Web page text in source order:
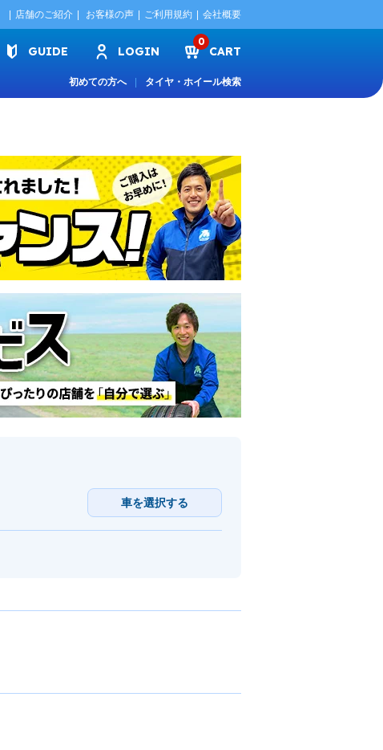
店舗のご紹介 お客様の声 ご利用規約 会社概要
GUIDE LOGIN
0
CART
初めての方へ タイヤ・ホイール検索
車を選択する